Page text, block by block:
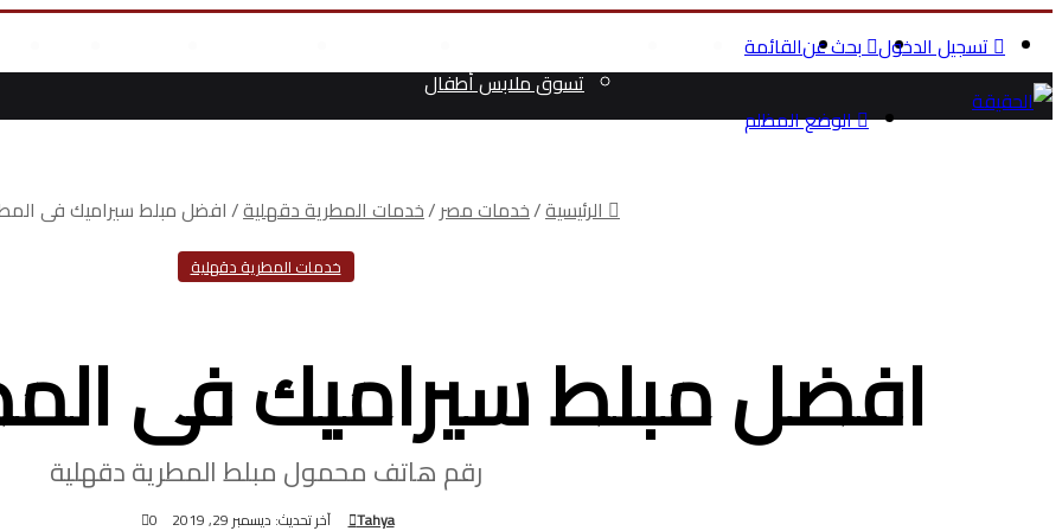
القائمةبحث عن تسجيل الدخول
الوضع المظلم
تسوق ملابس أطفال
الرئيسية/خدمات مصر/خدمات المطرية دقهلية/افضل مبلط سيراميك فى
خدمات المطرية دقهلية
افضل مبلط سيراميك فى
رقم هاتف محمول مبلط المطرية دقهلية
Tahya آخر تحديث: ديسمبر 29, 2019 0